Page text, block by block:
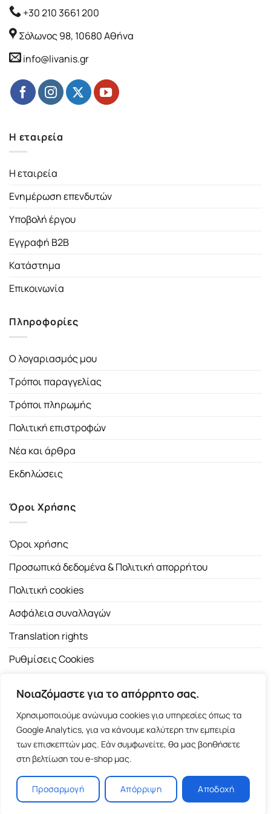
Νοιαζόμαστε για το απόρρητο σας.
Χρησιμοποιούμε ανώνυμα cookies για υπηρεσίες όπως τα
Google Analytics, για να κάνουμε καλύτερη την εμπειρία
των επισκεπτών μας. Εάν συμφωνείτε, θα μας βοηθήσετε
στη βελτίωση του e-shop μας.
Προσαρμογή Απόρριψη Αποδοχή
+30 210 3661 200
Σόλωνος 98, 10680 Αθήνα
info@livanis.gr
Η εταιρεία
Η εταιρεία
Ενημέρωση επενδυτών
Υποβολή έργου
Εγγραφή B2B
Κατάστημα
Επικοινωνία
Πληροφορίες
Ο λογαριασμός μου
Τρόποι παραγγελίας
Τρόποι πληρωμής
Πολιτική επιστροφών
Νέα και άρθρα
Εκδηλώσεις
Όροι Χρήσης
Όροι χρήσης
Προσωπικά δεδομένα & Πολιτική απορρήτου
Πολιτική cookies
Ασφάλεια συναλλαγών
Translation rights
Ρυθμίσεις Cookies
Copyright 2026 ©Εκδοτικός Οίκος Α.Α. Λιβάνη| All rights
reserved.
Σόλωνος 98, 10680 Αθήνα | Τ:2103661200- F: 2103617791
E-shop and Premium Managed Hosting byClickProject.gr